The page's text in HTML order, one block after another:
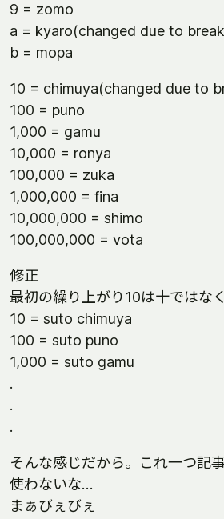
9 = zomo
a = kyaro(changed due to
b = mopa
10 = chimuya(changed due to
100 = puno
1,000 = gamu
10,000 = ronya
100,000 = zuka
1,000,000 = fina
10,000,000 = shimo
100,000,000 = vota
修正
最初の繰り上がり10は十ではな
10 = suto chimuya
100 = suto puno
1,000 = suto gamu
.
.
.
そんな感じだから。これ一つ記
使わないな…
まぁびぇびぇ